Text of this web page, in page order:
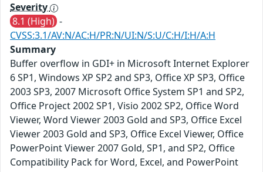
Severity
8.1 (High) -
CVSS:3.1/AV:N/AC:H/PR:N/UI:N/S:U/C:H/I:H/A:H
Summary
Buffer overflow in GDI+ in Microsoft Internet Explorer
6 SP1, Windows XP SP2 and SP3, Office XP SP3, Office
2003 SP3, 2007 Microsoft Office System SP1 and SP2,
Office Project 2002 SP1, Visio 2002 SP2, Office Word
Viewer, Word Viewer 2003 Gold and SP3, Office Excel
Viewer 2003 Gold and SP3, Office Excel Viewer, Office
PowerPoint Viewer 2007 Gold, SP1, and SP2, Office
Compatibility Pack for Word, Excel, and PowerPoint